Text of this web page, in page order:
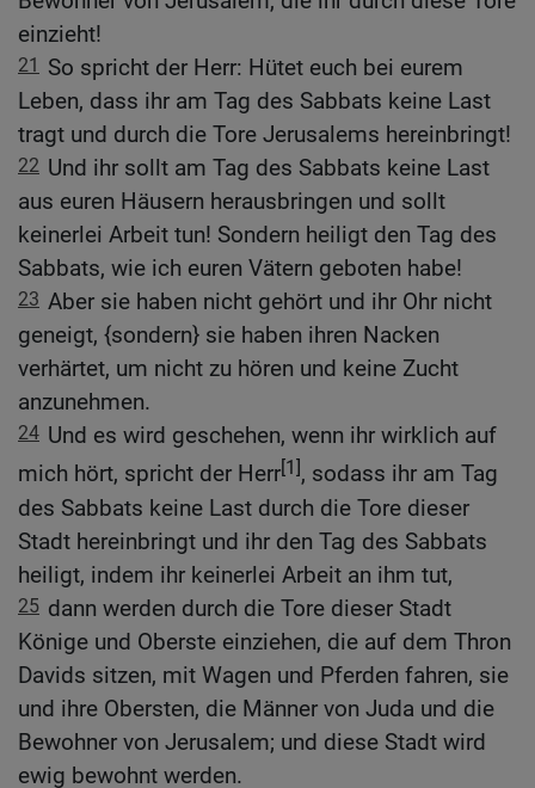
einzieht!
21
So spricht der Herr: Hütet euch bei eurem
Leben, dass ihr am Tag des Sabbats keine Last
tragt und durch die Tore Jerusalems hereinbringt!
22 Und ihr sollt am Tag des Sabbats keine Last
aus euren Häusern herausbringen und sollt
keinerlei Arbeit tun! Sondern heiligt den Tag des
Sabbats, wie ich euren Vätern geboten habe!
23 Aber sie haben nicht gehört und ihr Ohr nicht
geneigt, {sondern} sie haben ihren Nacken
verhärtet, um nicht zu hören und keine Zucht
anzunehmen.
24 Und es wird geschehen, wenn ihr wirklich auf
mich hört, spricht der Herr[1], sodass ihr am Tag
des Sabbats keine Last durch die Tore dieser
Stadt hereinbringt und ihr den Tag des Sabbats
heiligt, indem ihr keinerlei Arbeit an ihm tut,
25 dann werden durch die Tore dieser Stadt
Könige und Oberste einziehen, die auf dem Thron
Davids sitzen, mit Wagen und Pferden fahren, sie
und ihre Obersten, die Männer von Juda und die
Bewohner von Jerusalem; und diese Stadt wird
ewig bewohnt werden.